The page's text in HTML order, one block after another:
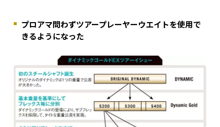
プロアマ問わずツアープレーヤーウエイトを使用で
きるようになった